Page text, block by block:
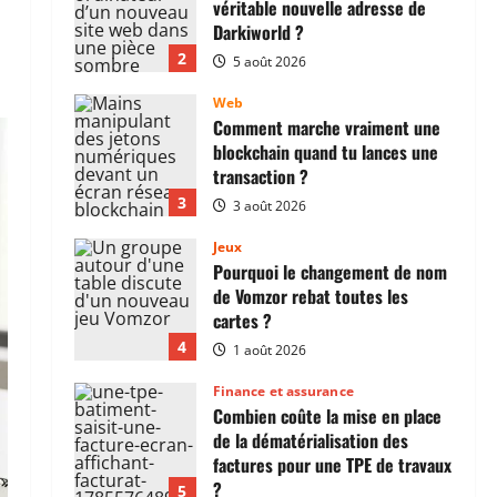
2
véritable nouvelle adresse de
Darkiworld ?
5 août 2026
3
Web
Comment marche vraiment une
blockchain quand tu lances une
transaction ?
3 août 2026
4
Jeux
Pourquoi le changement de nom
de Vomzor rebat toutes les
cartes ?
1 août 2026
5
Finance et assurance
Combien coûte la mise en place
de la dématérialisation des
factures pour une TPE de travaux
?